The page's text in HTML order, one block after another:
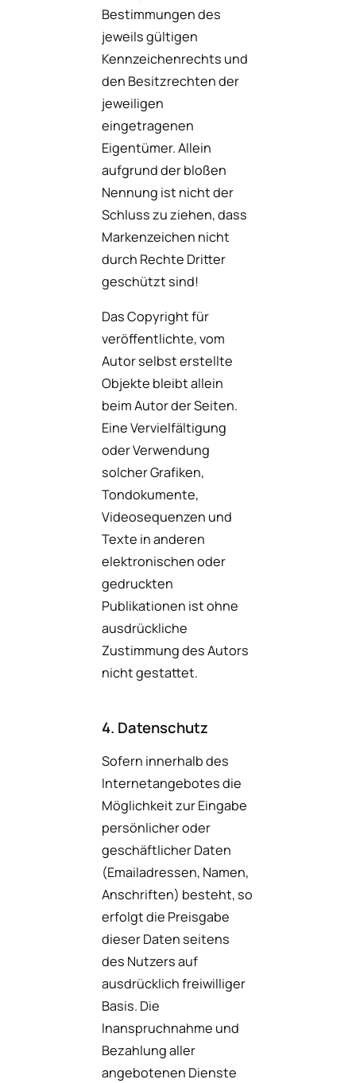
Bestimmungen des
jeweils gültigen
Kennzeichenrechts und
den Besitzrechten der
jeweiligen
eingetragenen
Eigentümer. Allein
aufgrund der bloßen
Nennung ist nicht der
Schluss zu ziehen, dass
Markenzeichen nicht
durch Rechte Dritter
geschützt sind!
Das Copyright für
veröffentlichte, vom
Autor selbst erstellte
Objekte bleibt allein
beim Autor der Seiten.
Eine Vervielfältigung
oder Verwendung
solcher Grafiken,
Tondokumente,
Videosequenzen und
Texte in anderen
elektronischen oder
gedruckten
Publikationen ist ohne
ausdrückliche
Zustimmung des Autors
nicht gestattet.
4. Datenschutz
Sofern innerhalb des
Internetangebotes die
Möglichkeit zur Eingabe
persönlicher oder
geschäftlicher Daten
(Emailadressen, Namen,
Anschriften) besteht, so
erfolgt die Preisgabe
dieser Daten seitens
des Nutzers auf
ausdrücklich freiwilliger
Basis. Die
Inanspruchnahme und
Bezahlung aller
angebotenen Dienste